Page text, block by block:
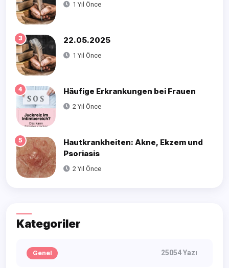
1 Yıl Önce
3 22.05.2025
1 Yıl Önce
4 Häufige Erkrankungen bei Frauen
2 Yıl Önce
5
Hautkrankheiten: Akne, Ekzem und
Psoriasis
2 Yıl Önce
Kategoriler
Genel 25054 Yazı